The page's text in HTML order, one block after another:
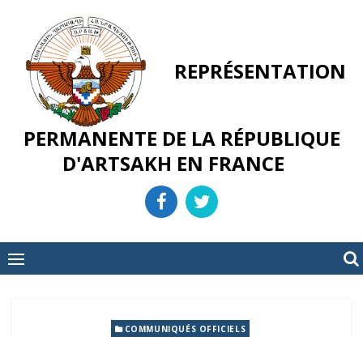
content
REPRÉSENTATION
PERMANENTE DE LA RÉPUBLIQUE
D'ARTSAKH EN FRANCE
COMMUNIQUÉS OFFICIELS